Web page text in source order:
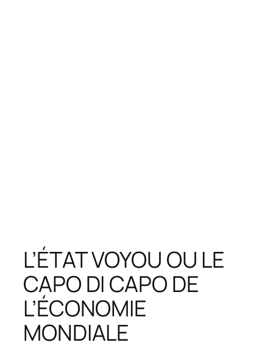
L’ÉTAT VOYOU OU LE
CAPO DI CAPO DE
L’ÉCONOMIE
MONDIALE